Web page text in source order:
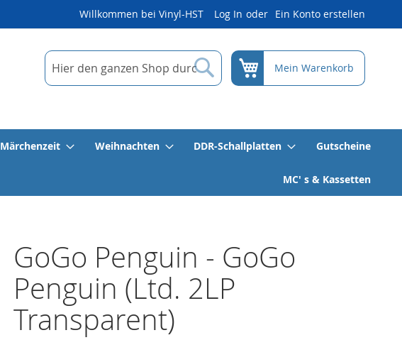
Willkommen bei Vinyl-HST Log In Ein Konto erstellen
Suche
Suche
Mein Warenkorb
Märchenzeit Weihnachten DDR-Schallplatten Gutscheine
MC' s & Kassetten
GoGo Penguin - GoGo
Penguin (Ltd. 2LP
Transparent)